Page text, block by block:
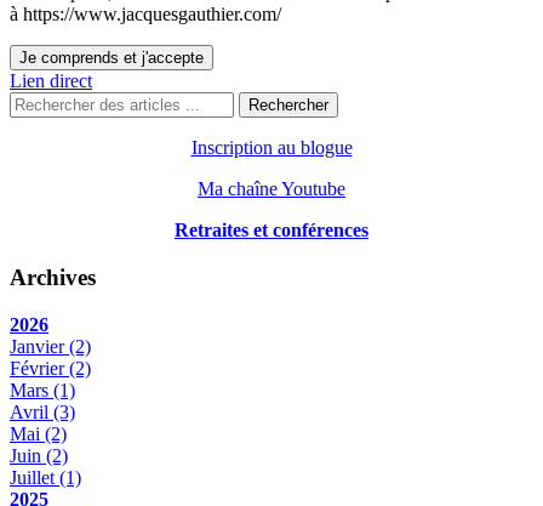
à https://www.jacquesgauthier.com/
Je comprends et j'accepte
Lien direct
Rechercher
Inscription au blogue
Ma chaîne Youtube
Retraites et conférences
Archives
2026
Janvier(2)
Février(2)
Mars (1)
Avril (3)
Mai (2)
Juin (2)
Juillet (1)
2025